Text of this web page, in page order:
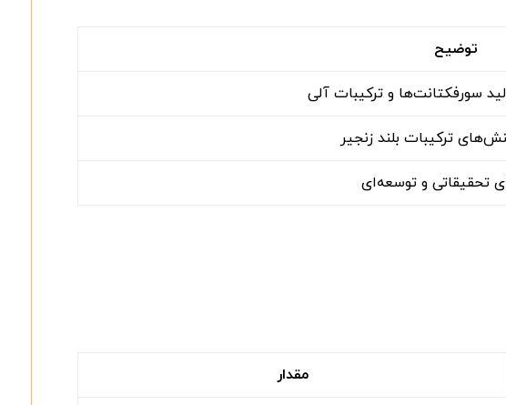
توضیح
سورفکتانت‌ها و ترکیبات آلی
ترکیبات بلند زنجیر
تحقیقاتی و توسعه‌ای
مقدار